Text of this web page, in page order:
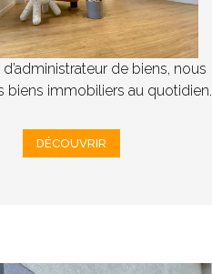
de biens, nous
biens immobiliers au quotidien.
DÉCOUVRIR